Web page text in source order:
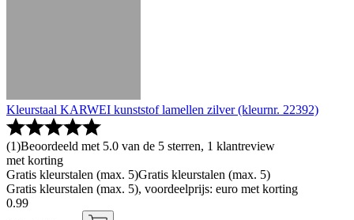
Kleurstaal KARWEI kunststof lamellen zilver (kleurnr. 22392)
(1)Beoordeeld met 5.0 van de 5 sterren, 1 klantreview
met korting
Gratis kleurstalen (max. 5)Gratis kleurstalen (max. 5)
Gratis kleurstalen (max. 5), voordeelprijs: euro met korting
0.99